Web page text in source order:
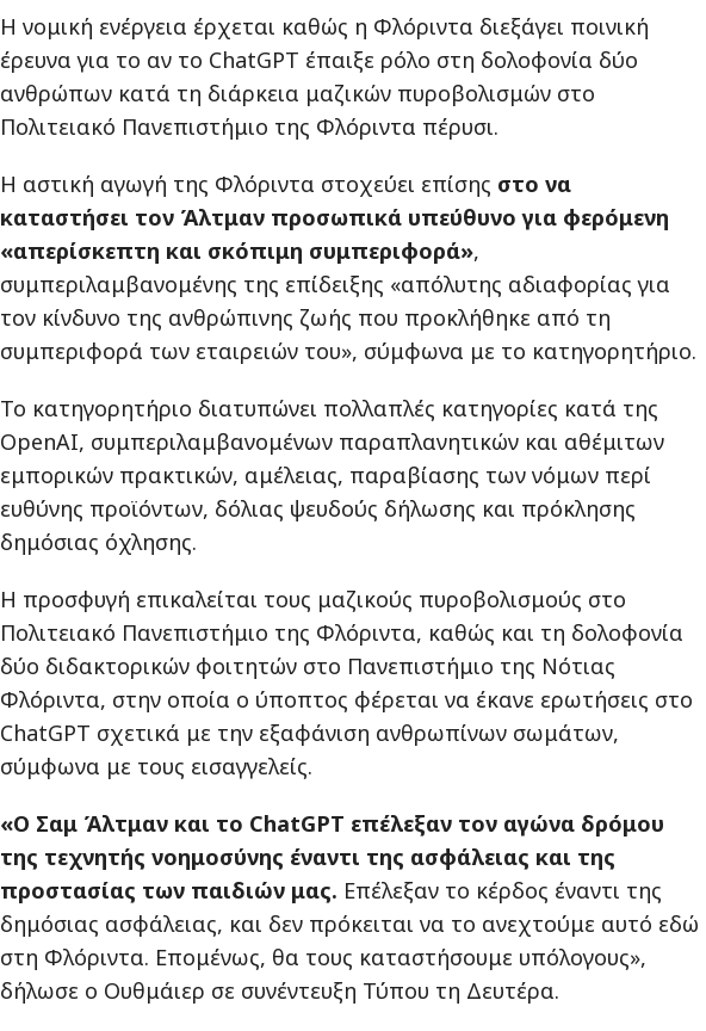
Η νομική ενέργεια έρχεται καθώς η Φλόριντα διεξάγει ποινική
έρευνα για το αν το ChatGPT έπαιξε ρόλο στη δολοφονία δύο
ανθρώπων κατά τη διάρκεια μαζικών πυροβολισμών στο
Πολιτειακό Πανεπιστήμιο της Φλόριντα πέρυσι.
Η αστική αγωγή της Φλόριντα στοχεύει επίσης στο να
καταστήσει τον Άλτμαν προσωπικά υπεύθυνο για φερόμενη
«απερίσκεπτη και σκόπιμη συμπεριφορά»,
συμπεριλαμβανομένης της επίδειξης «απόλυτης αδιαφορίας για
τον κίνδυνο της ανθρώπινης ζωής που προκλήθηκε από τη
συμπεριφορά των εταιρειών του», σύμφωνα με το κατηγορητήριο.
Το κατηγορητήριο διατυπώνει πολλαπλές κατηγορίες κατά της
OpenAI, συμπεριλαμβανομένων παραπλανητικών και αθέμιτων
εμπορικών πρακτικών, αμέλειας, παραβίασης των νόμων περί
ευθύνης προϊόντων, δόλιας ψευδούς δήλωσης και πρόκλησης
δημόσιας όχλησης.
Η προσφυγή επικαλείται τους μαζικούς πυροβολισμούς στο
Πολιτειακό Πανεπιστήμιο της Φλόριντα, καθώς και τη δολοφονία
δύο διδακτορικών φοιτητών στο Πανεπιστήμιο της Νότιας
Φλόριντα, στην οποία ο ύποπτος φέρεται να έκανε ερωτήσεις στο
ChatGPT σχετικά με την εξαφάνιση ανθρωπίνων σωμάτων,
σύμφωνα με τους εισαγγελείς.
«Ο Σαμ Άλτμαν και το ChatGPT επέλεξαν τον αγώνα δρόμου
της τεχνητής νοημοσύνης έναντι της ασφάλειας και της
προστασίας των παιδιών μας. Επέλεξαν το κέρδος έναντι της
δημόσιας ασφάλειας, και δεν πρόκειται να το ανεχτούμε αυτό εδώ
στη Φλόριντα. Επομένως, θα τους καταστήσουμε υπόλογους»,
δήλωσε ο Ουθμάιερ σε συνέντευξη Τύπου τη Δευτέρα.